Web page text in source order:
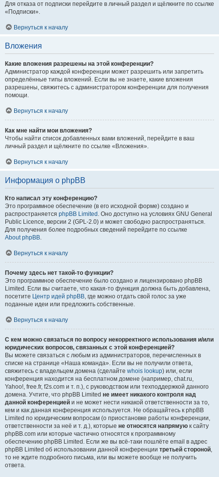
Для отказа от подписки перейдите в личный раздел и щёлкните по ссылке
«Подписки».
Вернуться к началу
Вложения
Какие вложения разрешены на этой конференции?
Администратор каждой конференции может разрешить или запретить
определённые типы вложений. Если вы не знаете, какие вложения
разрешены, свяжитесь с администратором конференции для получения
помощи.
Вернуться к началу
Как мне найти мои вложения?
Чтобы найти список добавленных вами вложений, перейдите в ваш
личный раздел и щёлкните по ссылке «Вложения».
Вернуться к началу
Информация о phpBB
Кто написал эту конференцию?
Это программное обеспечение (в его исходной форме) создано и
распространяется phpBB Limited . Оно доступно на условиях GNU General
Public Licence, версии 2 (GPL-2.0) и может свободно распространяться.
Для получения более подробных сведений перейдите по ссылке
About phpBB.
Вернуться к началу
Почему здесь нет такой-то функции?
Это программное обеспечение было создано и лицензировано phpBB
Limited. Если вы считаете, что какая-то функция должна быть добавлена,
посетите Центр идей phpBB, где можно отдать свой голос за уже
поданные идеи или предложить собственные.
Вернуться к началу
С кем можно связаться по вопросу некорректного использования и/или
юридических вопросов, связанных с этой конференцией?
Вы можете связаться с любым из администраторов, перечисленных в
списке на странице «Наша команда». Если вы не получили ответа,
свяжитесь с владельцем домена (сделайте whois lookup) или, если
конференция находится на бесплатном домене (например, chat.ru,
Yahoo!, free.fr, f2s.com и т. п.), с руководством или техподдержкой данного
домена. Учтите, что phpBB Limited не имеет никакого контроля над
данной конференцией и не может нести никакой ответственности за то,
кем и как данная конференция используется. Не обращайтесь к phpBB
Limited по юридическим вопросам (о приостановке работы конференции,
ответственности за неё и т. д.), которые не относятся напрямую к сайту
phpBB.com или которые частично относятся к программному
обеспечению phpBB Limited. Если же вы всё-таки пошлёте email в адрес
phpBB Limited об использовании данной конференции третьей стороной,
то не ждите подробного письма, или вы можете вообще не получить
ответа.